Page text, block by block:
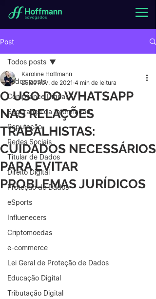
Post
Todos posts
Compliance Digital
Segurança da Informação
Reputação
Redes Sociais
Titular de Dados
Direito Digital
Proteção de Dados
eSports
Influenecers
Criptomoedas
e-commerce
Lei Geral de Proteção de Dados
Educação Digital
Tributação Digital
Todos posts
O USO DO WHATSAPP
NAS RELAÇÕES
TRABALHISTAS:
CUIDADOS NECESSÁRIOS
PARA EVITAR
PROBLEMAS JURÍDICOS
Karoline Hoffmann
25 de nov. de 2021 4 min de leitura